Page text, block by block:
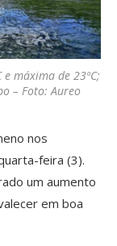
máxima de 23ºC;
– Foto: Aureo
nos
feira (3).
um aumento
em boa